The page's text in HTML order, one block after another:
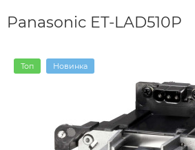
Panasonic ET-LAD510P
Топ Новинка